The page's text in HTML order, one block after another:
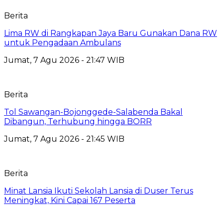
Berita
Lima RW di Rangkapan Jaya Baru Gunakan Dana RW
untuk Pengadaan Ambulans
Jumat, 7 Agu 2026 - 21:47 WIB
Berita
Tol Sawangan-Bojonggede-Salabenda Bakal
Dibangun, Terhubung hingga BORR
Jumat, 7 Agu 2026 - 21:45 WIB
Berita
Minat Lansia Ikuti Sekolah Lansia di Duser Terus
Meningkat, Kini Capai 167 Peserta